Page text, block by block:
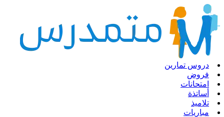
دروس تمارين
فروض
امتحانات
أساتذة
تلاميذ
مباريات